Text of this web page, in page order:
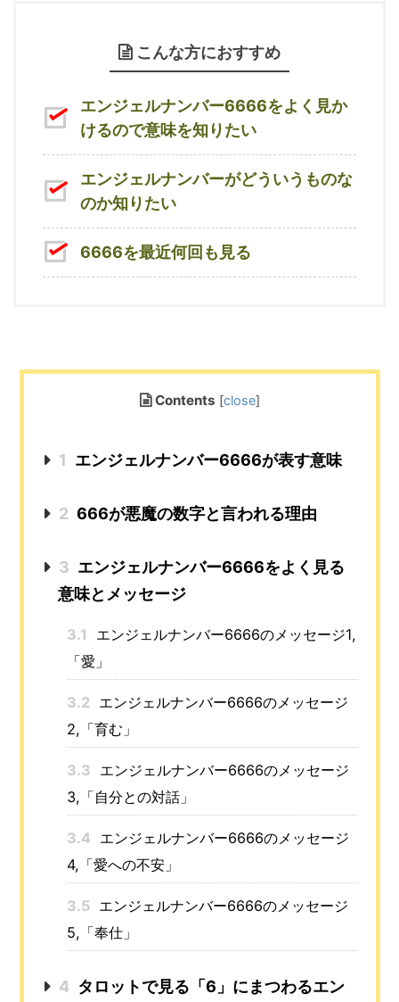
こんな方におすすめ
エンジェルナンバー6666をよく見か
けるので意味を知りたい
エンジェルナンバーがどういうものな
のか知りたい
6666を最近何回も見る
Contents [close]
1 エンジェルナンバー6666が表す意味
2 666が悪魔の数字と言われる理由
3 エンジェルナンバー6666をよく見る
意味とメッセージ
3.1
エンジェルナンバー6666のメッセージ1,
「愛」
3.2 エンジェルナンバー6666のメッセージ
2,「育む」
3.3 エンジェルナンバー6666のメッセージ
3,「自分との対話」
3.4 エンジェルナンバー6666のメッセージ
4,「愛への不安」
3.5 エンジェルナンバー6666のメッセージ
5,「奉仕」
4 タロットで見る「6」にまつわるエン